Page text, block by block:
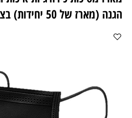
הגנה (מארז של 50 יחידות) בצבע שחור